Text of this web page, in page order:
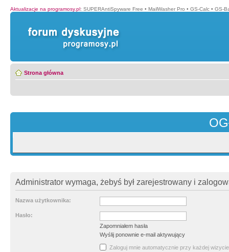
Aktualizacje na programosy.pl: SUPERAntiSpyware Free • MailWasher Pro • GS-Calc • GS-
Strona główna
Administrator wymaga, żebyś był zarejestrowany i
Nazwa użytkownika:
Hasło:
Zapomniałem hasła
Wyślij ponownie e-mail aktywujący
Zaloguj mnie automatycznie przy każdej wizycie